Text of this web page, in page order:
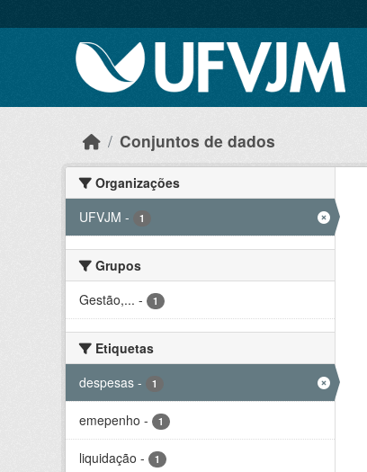
Conjuntos de dados
Organizações
UFVJM - 1
Grupos
Gestão,... - 1
Etiquetas
despesas - 1
emepenho - 1
liquidação - 1